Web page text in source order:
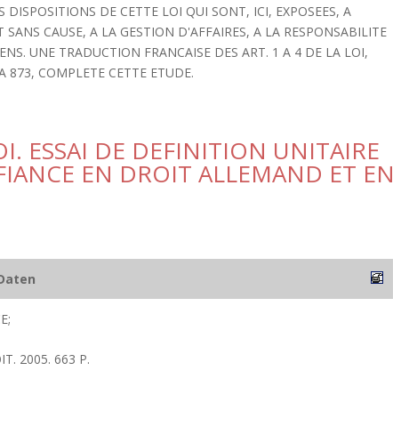
DISPOSITIONS DE CETTE LOI QUI SONT, ICI, EXPOSEES, A
SANS CAUSE, A LA GESTION D'AFFAIRES, A LA RESPONSABILITE
UNE TRADUCTION FRANCAISE DES ART. 1 A 4 DE LA LOI,
873, COMPLETE CETTE ETUDE.
ESSAI DE DEFINITION UNITAIRE
EN DROIT ALLEMAND ET EN
2005. 663 P.